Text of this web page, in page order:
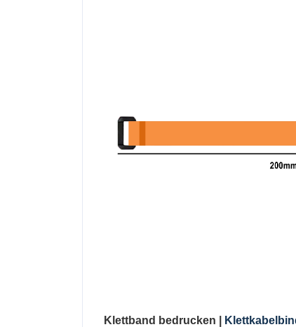
Klettband bedrucken |